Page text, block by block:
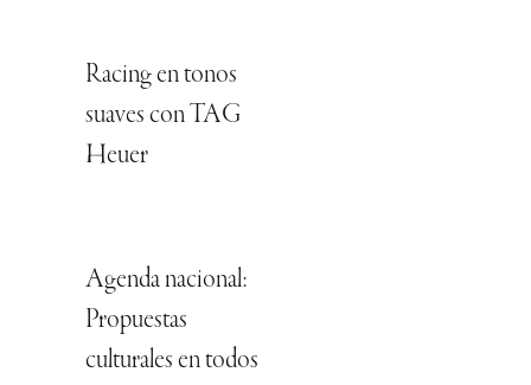
Racing en tonos
suaves con TAG
Heuer
Agenda nacional:
Propuestas
culturales en todos